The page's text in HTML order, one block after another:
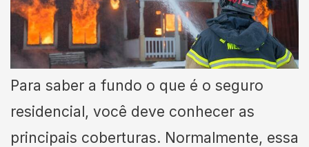
Para saber a fundo o que é o seguro
residencial, você deve conhecer as
principais coberturas. Normalmente, essa